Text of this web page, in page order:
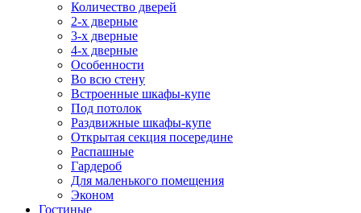
Количество дверей
2-х дверные
3-х дверные
4-х дверные
Особенности
Во всю стену
Встроенные шкафы-купе
Под потолок
Раздвижные шкафы-купе
Открытая секция посередине
Распашные
Гардероб
Для маленького помещения
Эконом
Гостиные